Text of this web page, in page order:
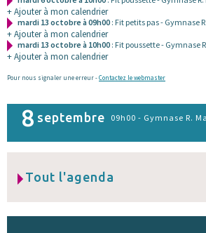
+ Ajouter à mon calendrier
mardi 13 octobre à 09h00 : Fit petits pas - Gymnase
+ Ajouter à mon calendrier
mardi 13 octobre à 10h00 : Fit poussette - Gymnase
+ Ajouter à mon calendrier
Pour nous signaler une erreur -Contactez le webmaster
8 septembre 09h00 - Gymnase R.
Tout l'agenda